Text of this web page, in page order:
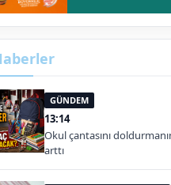
GÜNDEM
13:14
Okul çantasını
arttı